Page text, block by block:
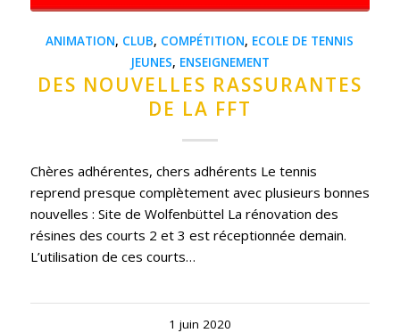
ANIMATION, CLUB, COMPÉTITION, ECOLE DE TENNIS
JEUNES, ENSEIGNEMENT
DES NOUVELLES RASSURANTES
DE LA FFT
Chères adhérentes, chers adhérents Le tennis
reprend presque complètement avec plusieurs bonnes
nouvelles : Site de Wolfenbüttel La rénovation des
résines des courts 2 et 3 est réceptionnée demain.
L’utilisation de ces courts…
1 juin 2020